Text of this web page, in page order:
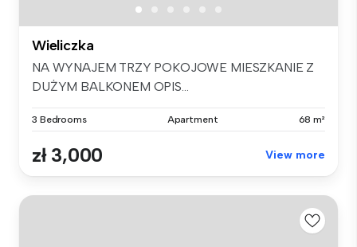
Wieliczka
NA WYNAJEM TRZY POKOJOWE MIESZKANIE Z
DUŻYM BALKONEM OPIS...
3 Bedrooms Apartment 68 m²
zł 3,000 View more